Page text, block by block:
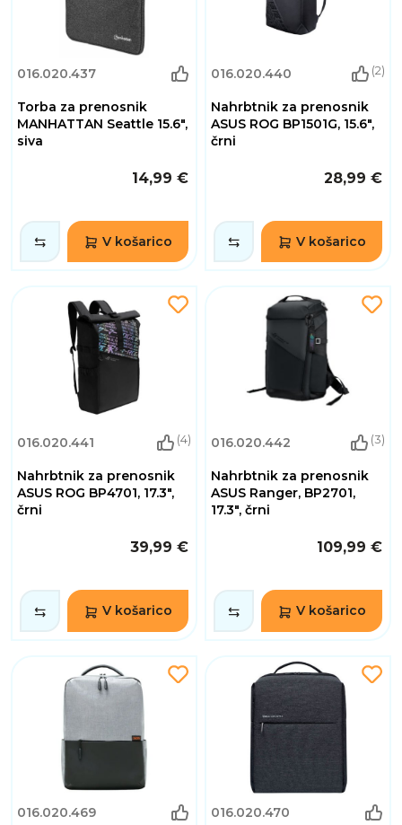
016.020.437
Torba za prenosnik
MANHATTAN Seattle 15.6",
siva
14,99 €
V košarico
016.020.440 (2)
Nahrbtnik za prenosnik
ASUS ROG BP1501G, 15.6",
črni
28,99 €
V košarico
016.020.441 (4)
Nahrbtnik za prenosnik
ASUS ROG BP4701, 17.3",
črni
39,99 €
V košarico
016.020.442 (3)
Nahrbtnik za prenosnik
ASUS Ranger, BP2701,
17.3", črni
109,99 €
V košarico
016.020.469 016.020.470